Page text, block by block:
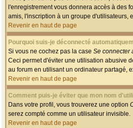
l'enregistrement vous donnera accès à des
amis, l'inscription à un groupe d'utilisateurs,
Revenir en haut de page
Pourquoi suis-je déconnecté
Si vous ne cochez pas la case Se connecter
Ceci permet d'éviter une utilisation abusive
au forum en utilisant un ordinateur partagé,
Revenir en haut de page
Comment puis-je éviter que mon nom
Dans votre profil, vous trouverez une option
serez compté comme un utilisateur invisible.
Revenir en haut de page